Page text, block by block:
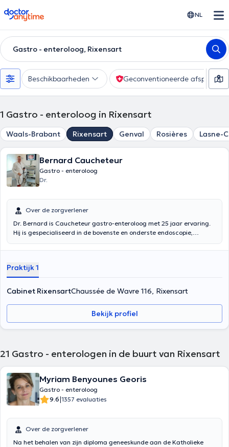
doctoranytime NL
Gastro - enteroloog, Rixensart
Beschikbaarheden Geconventioneerde afspraak
1 Gastro - enteroloog in Rixensart
Waals-Brabant Rixensart Genval Rosières Lasne-
Bernard Caucheteur
Gastro - enteroloog
Dr.
Over de zorgverlener
Dr. Bernard is Caucheteur gastro-enteroloog met 25 jaar ervaring.
Hij is gespecialiseerd in de bovenste en onderste endoscopie,
chirurgie en verloskunde en zijn gastro-enterologie verkregen
kliniek manager of consultant in verschillende klinische Brussel. De
dokter heeft een overeenkomst geplande tijden. Het heet u welkom
in haar kantoren, gelegen in Rixensart (op afspraak), Brussel
(woensdagochtend) Scharbeek (dinsdag en woensdag ochtend),
Sint-Pieters-Woluwe (woensdagavond) en Sint-Jans-Molenbeek
(woensdag after 's middags). Inhoud vertaald door google translate
Praktijk 1
Cabinet RixensartChaussée de Wavre 116, Rixensart
Bekijk profiel
21 Gastro - enterologen in de buurt van Rixensart
Myriam Benyounes Georis
Gastro - enteroloog
9.6|1357 evaluaties
Over de zorgverlener
Na het behalen van zijn diploma geneeskunde aan de Katholieke